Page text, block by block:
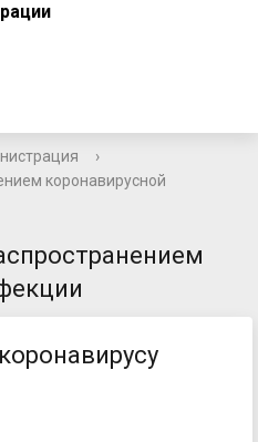
›
коронавирусной